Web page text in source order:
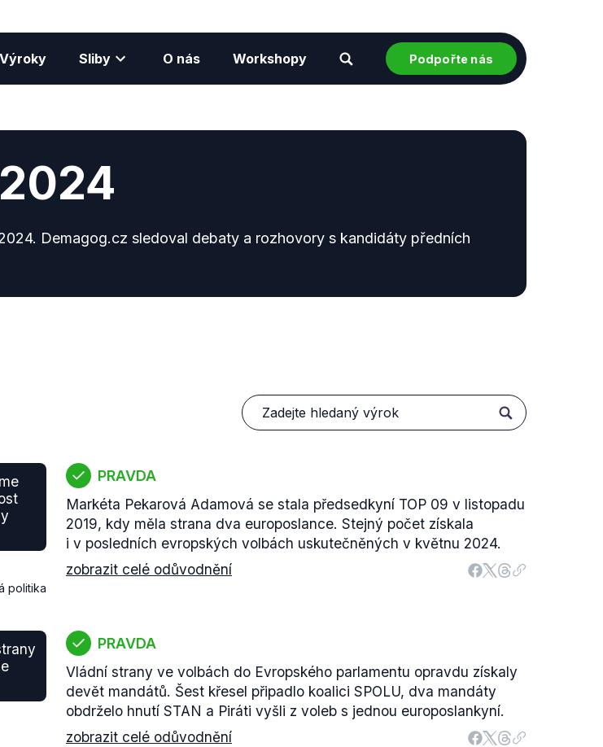
Výroky Sliby O nás Workshopy Podpořte nás
Demagog.cz sledoval debaty a rozhovory s kandidáty předních
politika
PRAVDA
Markéta Pekarová Adamová se stala předsedkyní TOP 09 v listopadu
2019, kdy měla strana dva europoslance. Stejný počet získala
i v posledních evropských volbách uskutečněných v květnu 2024.
zobrazit celé odůvodnění
PRAVDA
Vládní strany ve volbách do Evropského parlamentu opravdu získaly
devět mandátů. Šest křesel připadlo koalici SPOLU, dva mandáty
obdrželo hnutí STAN a Piráti vyšli z voleb s jednou europoslankyní.
zobrazit celé odůvodnění